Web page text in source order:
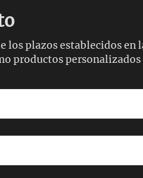
los plazos establecidos
productos